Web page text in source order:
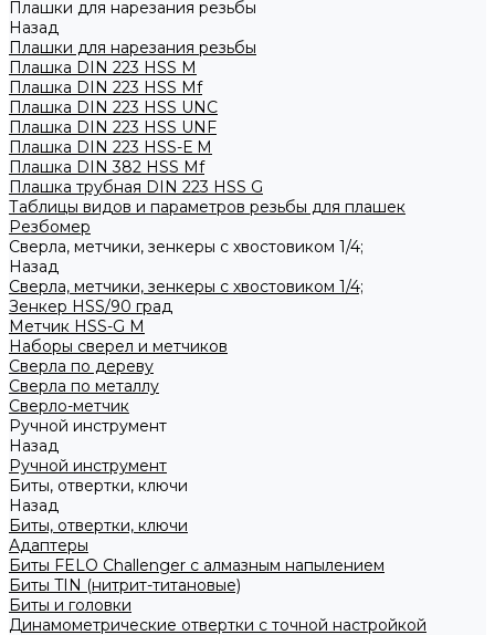
Плашки для нарезания резьбы
Назад
Плашки для нарезания резьбы
Плашка DIN 223 HSS M
Плашка DIN 223 HSS Mf
Плашка DIN 223 HSS UNC
Плашка DIN 223 HSS UNF
Плашка DIN 223 HSS-Е M
Плашка DIN 382 HSS Mf
Плашка трубная DIN 223 HSS G
Таблицы видов и параметров резьбы для плашек
Резбомер
Сверла, метчики, зенкеры с хвостовиком 1/4;
Назад
Сверла, метчики, зенкеры с хвостовиком 1/4;
Зенкер HSS/90 град
Метчик HSS-G М
Наборы сверел и метчиков
Сверла по дереву
Сверла по металлу
Сверло-метчик
Ручной инструмент
Назад
Ручной инструмент
Биты, отвертки, ключи
Назад
Биты, отвертки, ключи
Адаптеры
Биты FELO Challenger с алмазным напылением
Биты TIN (нитрит-титановые)
Биты и головки
Динамометрические отвертки с точной настройкой